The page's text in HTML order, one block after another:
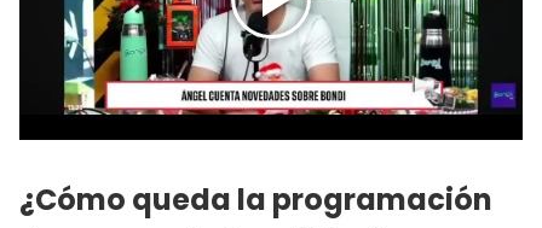
¿Cómo queda la programación